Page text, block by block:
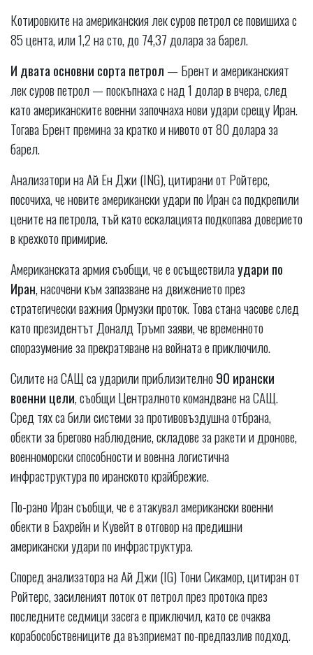
Котировките на американския лек суров петрол се повишиха с
85 цента, или 1,2 на сто, до 74,37 долара за барел.
И двата основни сорта петрол — Брент и американският
лек суров петрол — поскъпнаха с над 1 долар в вчера, след
като американските военни започнаха нови удари срещу Иран.
Тогава Брент премина за кратко и нивото от 80 долара за
барел.
Анализатори на Ай Ен Джи (ING), цитирани от Ройтерс,
посочиха, че новите американски удари по Иран са подкрепили
цените на петрола, тъй като ескалацията подкопава доверието
в крехкото примирие.
Американската армия съобщи, че е осъществилаудари по
Иран, насочени към запазване на движението през
стратегически важния Ормузки проток. Това стана часове след
като президентът Доналд Тръмп заяви, че временното
споразумение за прекратяване на войната е приключило.
Силите на САЩ са ударили приблизително90 ирански
военни цели, съобщи Централното командване на САЩ.
Сред тях са били системи за противовъздушна отбрана,
обекти за брегово наблюдение, складове за ракети и дронове,
военноморски способности и военна логистична
инфраструктура по иранското крайбрежие.
По-рано Иран съобщи, че е атакувал американски военни
обекти в Бахрейн и Кувейт в отговор на предишни
американски удари по инфраструктура.
Според анализатора на Ай Джи (IG) Тони Сикамор, цитиран от
Ройтерс, засиленият поток от петрол през протока през
последните седмици засега е приключил, като се очаква
корабособствениците да възприемат по-предпазлив подход.